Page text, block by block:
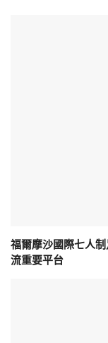
福爾摩沙國際七人
流重要平台